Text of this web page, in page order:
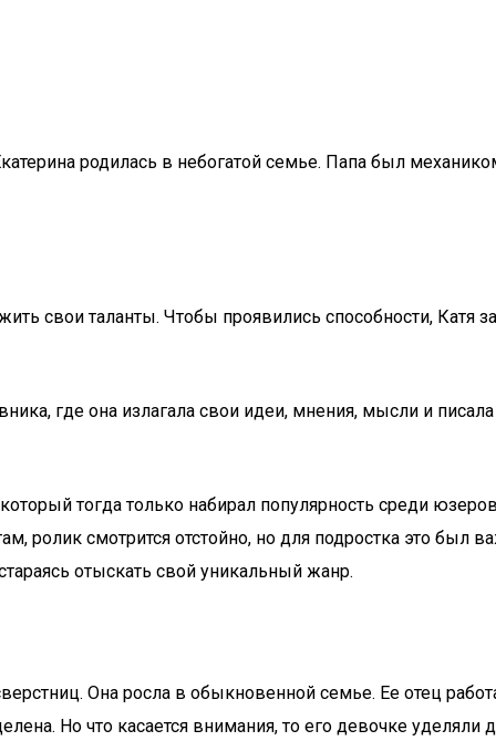
родилась в небогатой семье. Папа был
свои таланты. Чтобы проявились способности, Катя
где она излагала свои идеи, мнения, мысли и
тогда только набирал популярность среди
ролик смотрится отстойно, но для подростка это
отыскать свой уникальный жанр.
Она росла в обыкновенной семье. Ее отец
Но что касается внимания, то его девочке уделяли